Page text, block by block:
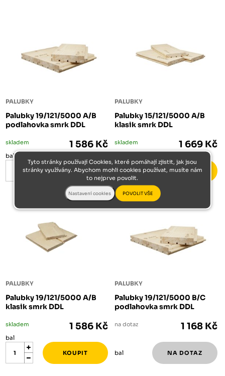
PALUBKY
Palubky 19/121/5000 A/B
podlahovka smrk DDL
skladem 1 586 Kč
bal
PALUBKY
Palubky 15/121/5000 A/B
klasik smrk DDL
skladem 1 669 Kč
PALUBKY
Palubky 19/121/5000 A/B
klasik smrk DDL
skladem 1 586 Kč
bal
PALUBKY
Palubky 19/121/5000 B/C
podlahovka smrk DDL
na dotaz 1 168 Kč
bal
Tyto stránky používají Cookies, které pomáhají zjistit, jak jsou
stránky využívány. Abychom mohli cookies používat, musíte nám
to nejprve povolit.